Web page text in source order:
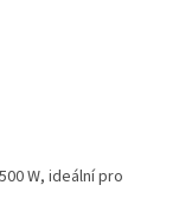
W, ideální pro